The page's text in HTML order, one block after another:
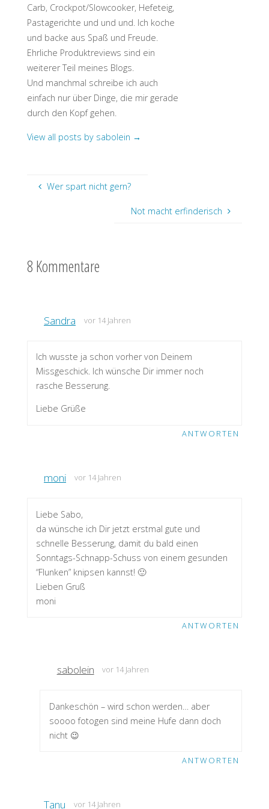
Carb, Crockpot/Slowcooker, Hefeteig,
Pastagerichte und und und. Ich koche
und backe aus Spaß und Freude.
Ehrliche Produktreviews sind ein
weiterer Teil meines Blogs.
Und manchmal schreibe ich auch
einfach nur über Dinge, die mir gerade
durch den Kopf gehen.
View all posts by sabolein →
Wer spart nicht gern?
Not macht erfinderisch
8 Kommentare
Sandra vor 14 Jahren
Ich wusste ja schon vorher von Deinem
Missgeschick. Ich wünsche Dir immer noch
rasche Besserung.
Liebe Grüße
ANTWORTEN
moni vor 14 Jahren
Liebe Sabo,
da wünsche ich Dir jetzt erstmal gute und
schnelle Besserung, damit du bald einen
Sonntags-Schnapp-Schuss von einem gesunden
“Flunken” knipsen kannst! 🙂
Lieben Gruß
moni
ANTWORTEN
sabolein vor 14 Jahren
Dankeschön – wird schon werden… aber
soooo fotogen sind meine Hufe dann doch
nicht 😉
ANTWORTEN
Tanu vor 14 Jahren